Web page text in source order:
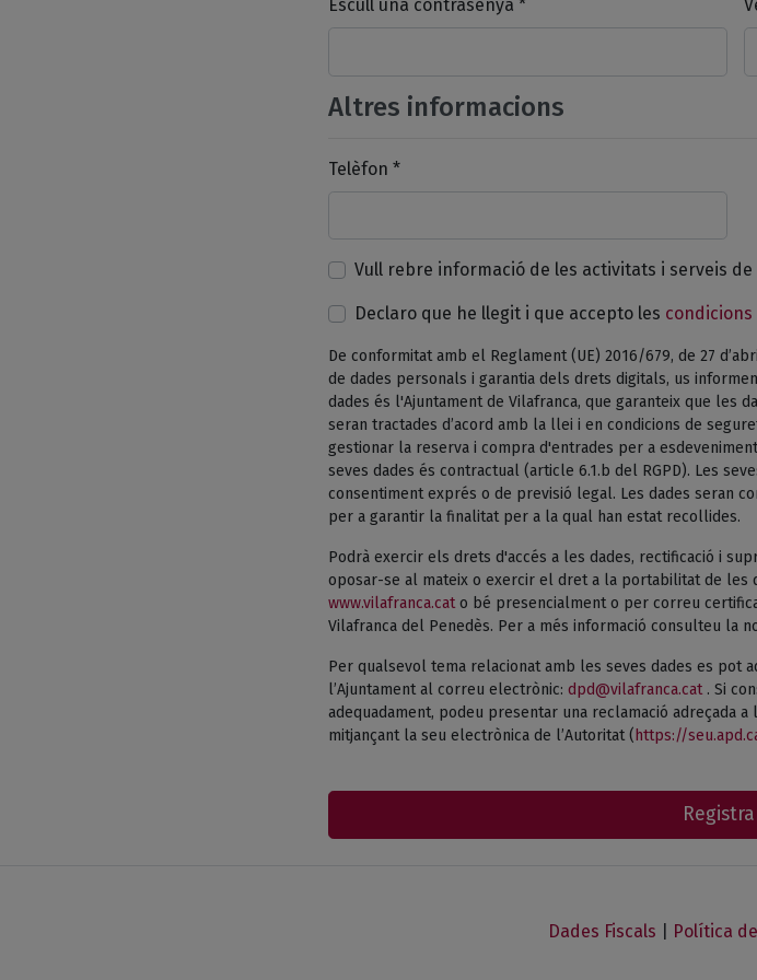
Escull una contrasenya *
Altres informacions
Telèfon *
Vull rebre informació de les activitats i serveis de
Declaro que he llegit i que accepto les
De conformitat amb el Reglament (UE) 2016/679, de 27
de dades personals i garantia dels drets digitals, us
dades és l'Ajuntament de Vilafranca, que garanteix que les
seran tractades d’acord amb la llei i en condicions de
gestionar la reserva i compra d'entrades per a
seves dades és contractual (article 6.1.b del RGPD). Les
consentiment exprés o de previsió legal. Les dades seran
per a garantir la finalitat per a la qual han estat recollides.
Podrà exercir els drets d'accés a les dades, rectificació i
oposar-se al mateix o exercir el dret a la portabilitat de les
www.vilafranca.cato bé presencialment o per correu
Vilafranca del Penedès. Per a més informació consulteu la
Per qualsevol tema relacionat amb les seves dades es pot
l’Ajuntament al correu electrònic: dpd@vilafranca.cat. Si
adequadament, podeu presentar una reclamació adreçada a
mitjançant la seu electrònica de l’Autoritat ( https://
Dades Fiscals Política